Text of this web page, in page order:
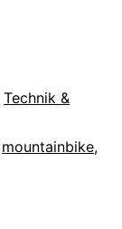
TRAIL
Technik &
mountainbike,